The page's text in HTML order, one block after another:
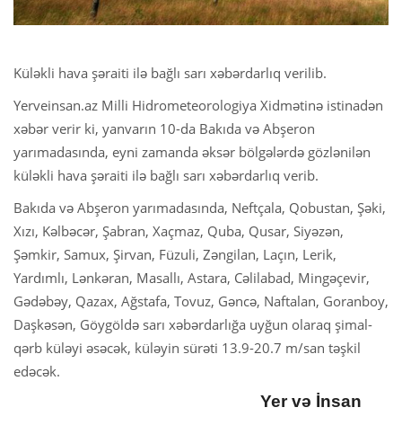
Küləkli hava şəraiti ilə bağlı sarı xəbərdarlıq verilib.
Yerveinsan.az Milli Hidrometeorologiya Xidmətinə istinadən
xəbər verir ki, yanvarın 10-da Bakıda və Abşeron
yarımadasında, eyni zamanda əksər bölgələrdə gözlənilən
küləkli hava şəraiti ilə bağlı sarı xəbərdarlıq verib.
Bakıda və Abşeron yarımadasında, Neftçala, Qobustan, Şəki,
Xızı, Kəlbəcər, Şabran, Xaçmaz, Quba, Qusar, Siyəzən,
Şəmkir, Samux, Şirvan, Füzuli, Zəngilan, Laçın, Lerik,
Yardımlı, Lənkəran, Masallı, Astara, Cəlilabad, Mingəçevir,
Gədəbəy, Qazax, Ağstafa, Tovuz, Gəncə, Naftalan, Goranboy,
Daşkəsən, Göygöldə sarı xəbərdarlığa uyğun olaraq şimal-
qərb küləyi əsəcək, küləyin sürəti 13.9-20.7 m/san təşkil
edəcək.
Yer və İnsan